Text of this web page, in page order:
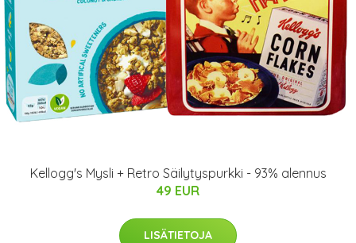
Kellogg's Mysli + Retro Säilytyspurkki - 93% alennus
49 EUR
LISÄTIETOJA